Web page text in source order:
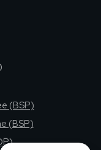
(BSP)
(BSP)